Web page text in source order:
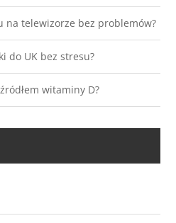
na telewizorze bez problemów?
do UK bez stresu?
witaminy D?